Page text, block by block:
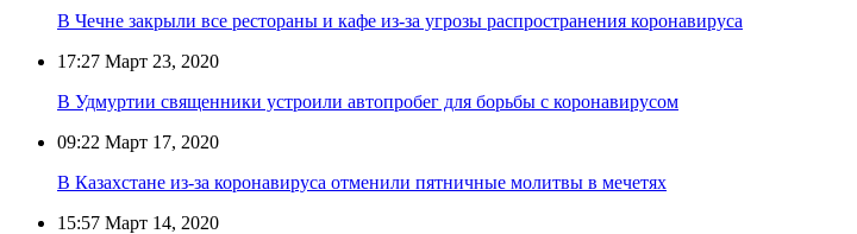
В Чечне закрыли все рестораны и кафе из-за угрозы распространения коронавируса
17:27 Март 23, 2020
В Удмуртии священники устроили автопробег для борьбы с коронавирусом
09:22 Март 17, 2020
В Казахстане из-за коронавируса отменили пятничные молитвы в мечетях
15:57 Март 14, 2020